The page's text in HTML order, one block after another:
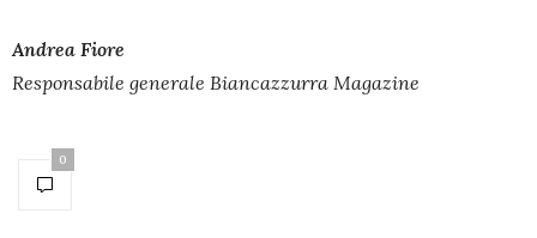
Andrea Fiore
Responsabile generale Biancazzurra Magazine
0